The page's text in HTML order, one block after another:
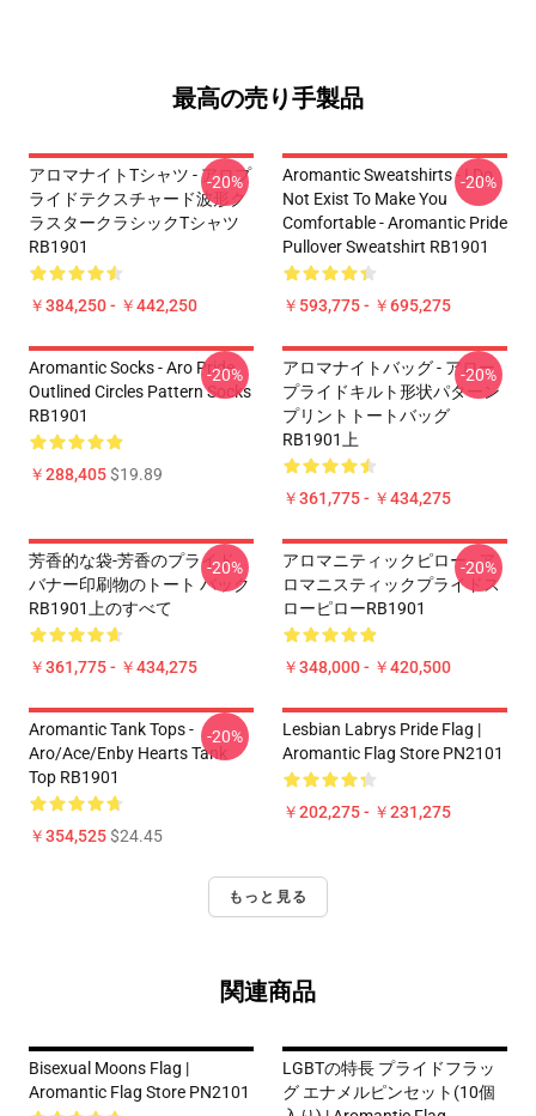
最高の売り手製品
アロマナイトTシャツ - アロプ
ライドテクスチャード波形ク
ラスタークラシックTシャツ
RB1901
￥384,250 - ￥442,250
-20%
Aromantic Sweatshirts - I Do
Not Exist To Make You
Comfortable - Aromantic Pride
Pullover Sweatshirt RB1901
￥593,775 - ￥695,275
-20%
Aromantic Socks - Aro Pride
Outlined Circles Pattern Socks
RB1901
￥288,405$19.89
-20%
アロマナイトバッグ - アロー
プライドキルト形状パターン
プリントトートバッグ
RB1901上
￥361,775 - ￥434,275
-20%
芳香的な袋-芳香のプライド
バナー印刷物のトート バック
RB1901上のすべて
￥361,775 - ￥434,275
-20%
アロマニティックピロー - ア
ロマニスティックプライドス
ローピローRB1901
￥348,000 - ￥420,500
-20%
Aromantic Tank Tops -
Aro/ace/enby Hearts Tank
Top RB1901
￥354,525$24.45
-20%
Lesbian Labrys Pride Flag |
Aromantic Flag Store PN2101
￥202,275 - ￥231,275
もっと見る
関連商品
Bisexual Moons Flag |
Aromantic Flag Store PN2101
LGBTの特長 プライドフラッ
グ エナメルピンセット(10個